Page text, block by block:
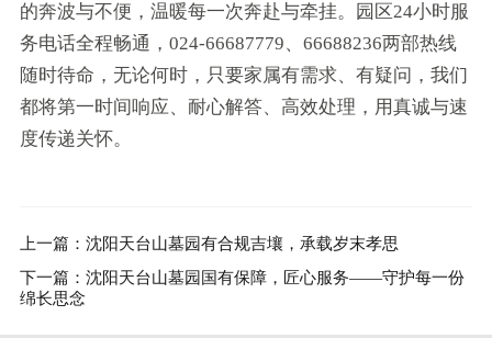
的奔波与不便，温暖每一次奔赴与牵挂。园区24小时服
务电话全程畅通，024-66687779、66688236两部热线
随时待命，无论何时，只要家属有需求、有疑问，我们
都将第一时间响应、耐心解答、高效处理，用真诚与速
度传递关怀。
上一篇：沈阳天台山墓园有合规吉壤，承载岁末孝思
下一篇：沈阳天台山墓园国有保障，匠心服务——守护每一份
绵长思念